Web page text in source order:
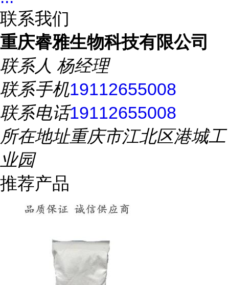
联系我们
重庆睿雅生物科技有限公司
联系人 杨经理
联系手机19112655008
联系电话19112655008
所在地址重庆市江北区港城工
业园
推荐产品